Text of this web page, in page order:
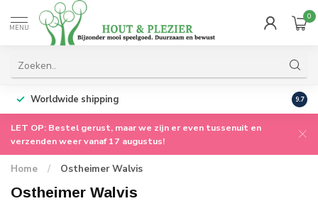
MENU
0
Worldwide shipping 9.7
LET OP: Bestel gerust, maar we zijn er even tussenuit en
verzenden weer vanaf 17 augustus!
Home / Ostheimer Walvis
Ostheimer Walvis